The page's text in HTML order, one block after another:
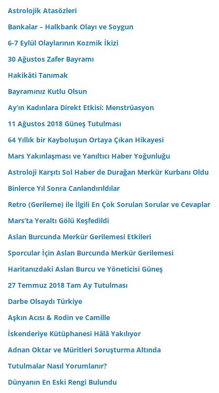
Astrolojik Atasözleri
Bankalar – Halkbank Olayı ve Soygun
6-7 Eylül Olaylarının Kozmik İkizi
30 Ağustos Zafer Bayramı
Hakikâti Tanımak
Bayramınız Kutlu Olsun
Ay’ın Kadınlara Direkt Etkisi: Menstrüasyon
11 Ağustos 2018 Güneş Tutulması
64 Yıllık bir Kayboluşun Ortaya Çıkan Hikayesi
Mars Yakınlaşması ve Yanıltıcı Haber Yoğunluğu
Astroloji Karşıtı Sol Haber de Durağan Merkür Kurbanı Oldu
Binlerce Yıl Sonra Canlandırıldılar
Retro (Gerileme) ile İlgili En Çok Sorulan Sorular ve Cevaplar
Mars’ta Yeraltı Gölü Keşfedildi
Aslan Burcunda Merkür Gerilemesi Etkileri
Sporcular İçin Aslan Burcunda Merkür Gerilemesi
Haritanızdaki Aslan Burcu ve Yöneticisi Güneş
27 Temmuz 2018 Tam Ay Tutulması
Darbe Olsaydı Türkiye
Aşkın Acısı & Rodin ve Camille
İskenderiye Kütüphanesi Hâlâ Yakılıyor
Adnan Oktar ve Müritleri Soruşturma Altında
Tutulmalar Nasıl Yorumlanır?
Dünyanın En Eski Rengi Bulundu